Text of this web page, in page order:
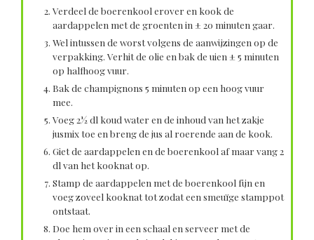
Verdeel de boerenkool erover en kook de
aardappelen met de groenten in ± 20 minuten gaar.
Wel intussen de worst volgens de aanwijzingen op de
verpakking. Verhit de olie en bak de uien ± 5 minuten
op halfhoog vuur.
Bak de champignons 5 minuten op een hoog vuur
mee.
Voeg 2½ dl koud water en de inhoud van het zakje
jusmix toe en breng de jus al roerende aan de kook.
Giet de aardappelen en de boerenkool af maar vang 2
dl van het kooknat op.
Stamp de aardappelen met de boerenkool fijn en
voeg zoveel kooknat tot zodat een smeuïge stamppot
ontstaat.
Doe hem over in een schaal en serveer met de